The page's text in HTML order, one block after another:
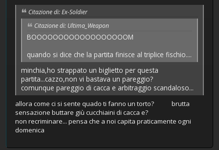
Citazione di: Ex-Soldier
Citazione di: Ultima_Weapon
BOOOOOOOOOOOOOOOOOOM
quando si dice che la partita finisce al triplice fischio....
minchia,ho strappato un biglietto per questa
partita...cazzo,non vi bastava un pareggio?
comunque pareggio di cacca e arbitraggio scandaloso...
allora come ci si sente quado ti fanno un torto? brutta
sensazione buttare giù cucchiaini di cacca e?
non recriminare... pensa che a noi capita praticamente ogni
domenica